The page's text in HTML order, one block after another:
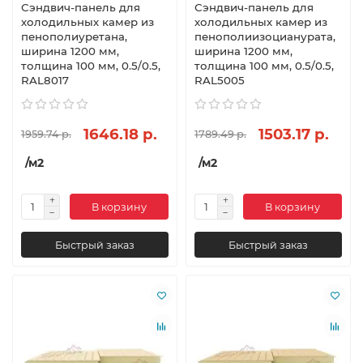
Сэндвич-панель для
холодильных камер из
пенополиуретана,
ширина 1200 мм,
толщина 100 мм, 0.5/0.5,
RAL8017
1959.74 р. 1646.18 р.
/м2
В корзину
Быстрый заказ
Сэндвич-панель для
холодильных камер из
пенополиизоцианурата,
ширина 1200 мм,
толщина 100 мм, 0.5/0.5,
RAL5005
1789.49 р. 1503.17 р.
/м2
В корзину
Быстрый заказ